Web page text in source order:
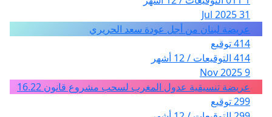
31 Jul 2025
عريضة لبنان من أجل عودة سعد الحريري
414 توقيع
414 التوقيعات / 12 أشهر
9 Nov 2025
عريضة تنسيقية عدول المغرب لسحب مشروع قانون 16.22
299 توقيع